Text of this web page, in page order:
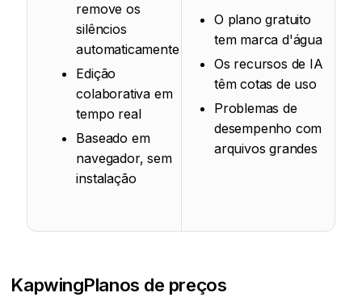
remove os
silêncios
automaticamente
Edição
colaborativa em
tempo real
Baseado em
navegador, sem
instalação
O plano gratuito
tem marca d'água
Os recursos de IA
têm cotas de uso
Problemas de
desempenho com
arquivos grandes
KapwingPlanos de preços